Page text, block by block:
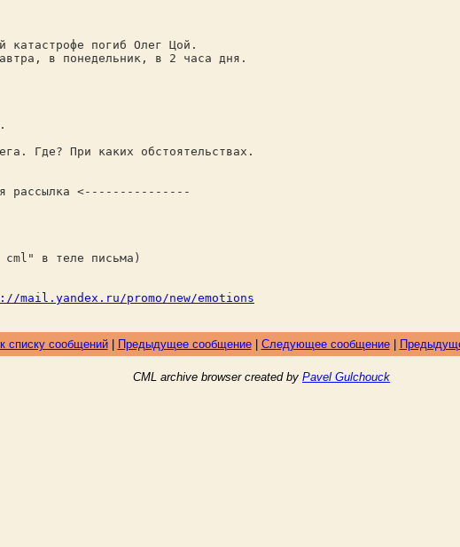
катастрофе погиб Олег Цой.
в понедельник, в 2 часа дня.
Где? При каких обстоятельствах.
рассылка <---------------
в теле письма)
mail.yandex.ru/promo/new/emotions
списку сообщений| Предыдущее сообщение| Следующее сообщение|
CML archive browser created by Pavel Gulchouck